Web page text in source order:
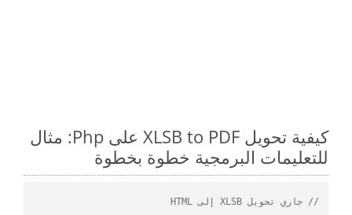
كيفية تحويل XLSB to PDF على Php: مثال
للتعليمات البرمجية خطوة بخطوة
// جاري تحويل XLSB إلى HTML